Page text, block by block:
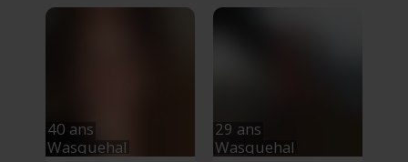
40 ans
Wasquehal
29 ans
Wasquehal